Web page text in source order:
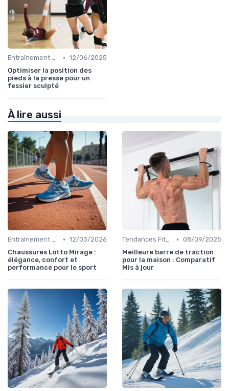
Entraînement et Techniques • 12/06/2025
Optimiser la position des
pieds à la presse pour un
fessier sculpté
À lire aussi
Entraînement et Techniques • 12/03/2026
Chaussures Lotto Mirage :
élégance, confort et
performance pour le sport
Tendances Fitness et Entraînement à Domicile • 08/09/2025
Meilleure barre de traction
pour la maison : Comparatif
Mis à jour